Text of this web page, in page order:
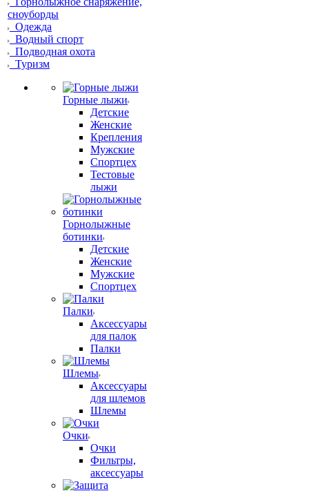
сноуборды
Одежда
Водный спорт
Подводная охота
Туризм
Горные лыжи
Детские
Женские
Крепления
Мужские
Спортцех
Тестовые
лыжи
Горнолыжные
ботинки
Детские
Женские
Мужские
Спортцех
Палки
Аксессуары
для палок
Палки
Шлемы
Аксессуары
для шлемов
Шлемы
Очки
Очки
Фильтры,
аксессуары